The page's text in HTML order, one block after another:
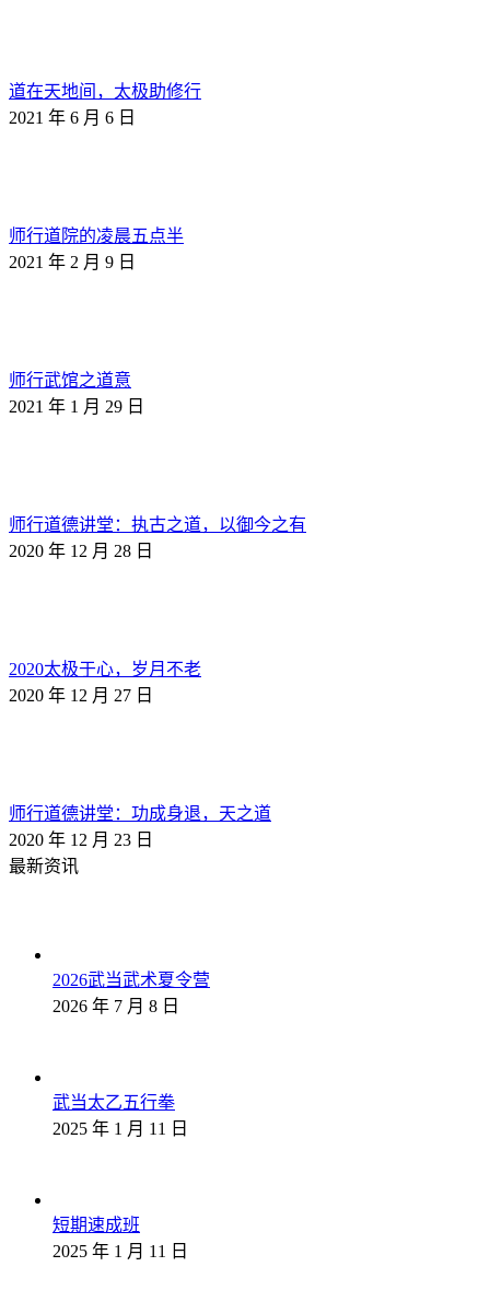
道在天地间，太极助修行
2021 年 6 月 6 日
师行道院的凌晨五点半
2021 年 2 月 9 日
师行武馆之道意
2021 年 1 月 29 日
师行道德讲堂：执古之道，以御今之有
2020 年 12 月 28 日
2020太极于心，岁月不老
2020 年 12 月 27 日
师行道德讲堂：功成身退，天之道
2020 年 12 月 23 日
最新资讯
2026武当武术夏令营
2026 年 7 月 8 日
武当太乙五行拳
2025 年 1 月 11 日
短期速成班
2025 年 1 月 11 日